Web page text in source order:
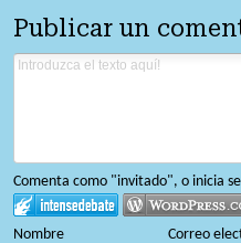
Publicar un
Comenta como "invitado", o inicia
Nombre Correo